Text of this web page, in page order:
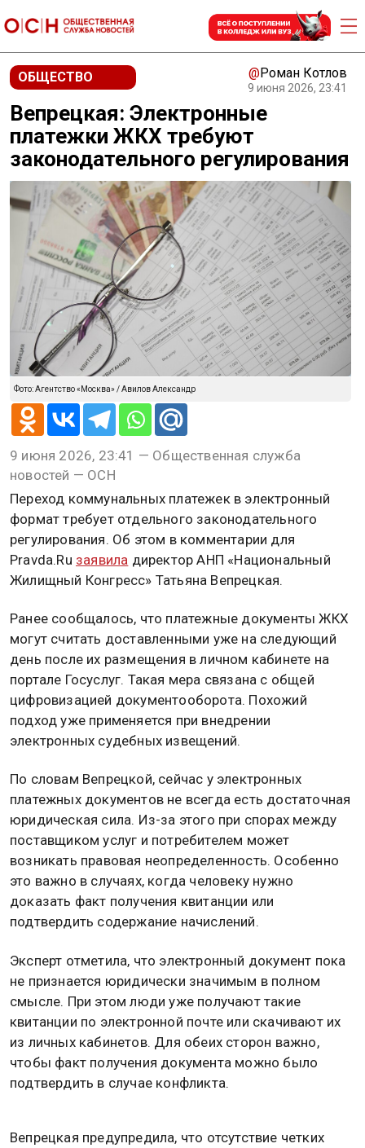
ОБЩЕСТВО @Роман Котлов
9 июня 2026, 23:41
Вепрецкая: Электронные
платежки ЖКХ требуют
законодательного регулирования
Фото: Агентство «Москва» / Авилов Александр
9 июня 2026, 23:41 — Общественная служба
новостей — ОСН
Переход коммунальных платежек в электронный
формат требует отдельного законодательного
регулирования. Об этом в комментарии для
Pravda.Ru заявила директор АНП «Национальный
Жилищный Конгресс» Татьяна Вепрецкая.
Ранее сообщалось, что платежные документы ЖКХ
могут считать доставленными уже на следующий
день после их размещения в личном кабинете на
портале Госуслуг. Такая мера связана с общей
цифровизацией документооборота. Похожий
подход уже применяется при внедрении
электронных судебных извещений.
По словам Вепрецкой, сейчас у электронных
платежных документов не всегда есть достаточная
юридическая сила. Из-за этого при спорах между
поставщиком услуг и потребителем может
возникать правовая неопределенность. Особенно
это важно в случаях, когда человеку нужно
доказать факт получения квитанции или
подтвердить содержание начислений.
Эксперт отметила, что электронный документ пока
не признается юридически значимым в полном
смысле. При этом люди уже получают такие
квитанции по электронной почте или скачивают их
из личных кабинетов. Для обеих сторон важно,
чтобы факт получения документа можно было
подтвердить в случае конфликта.
Вепрецкая предупредила, что отсутствие четких